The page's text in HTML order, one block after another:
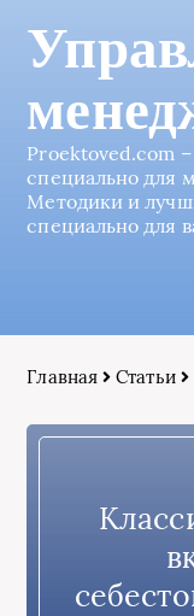
Proektoved.com
специально для
Методики и
специально для
Главная Статьи